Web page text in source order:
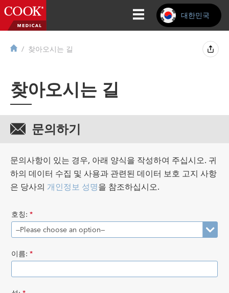
대한민국
찾아오시는 길
찾아오시는 길
문의하기
문의사항이 있는 경우, 아래 양식을 작성하여 주십시오. 귀
하의 데이터 수집 및 사용과 관련된 데이터 보호 고지 사항
은 당사의 개인정보 성명을 참조하십시오.
호칭: *
이름: *